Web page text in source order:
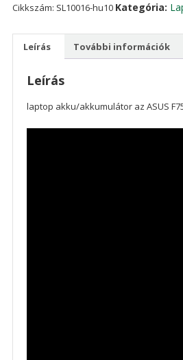
Cikkszám: SL10016-hu10 Kategória:
Leírás További információk
Leírás
laptop akku/akkumulátor az ASUS